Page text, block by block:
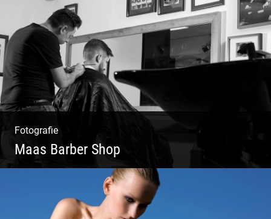
Fotografie
Maas Barber Shop
Coole Bartstyles | Haircut & Shave | Farbe
& Schnitt | Creating Men